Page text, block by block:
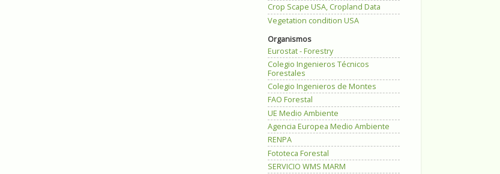
Crop Scape USA, Cropland Data
Vegetation condition USA
Organismos
Eurostat - Forestry
Colegio Ingenieros Técnicos
Forestales
Colegio Ingenieros de Montes
FAO Forestal
UE Medio Ambiente
Agencia Europea Medio Ambiente
RENPA
Fototeca Forestal
SERVICIO WMS MARM